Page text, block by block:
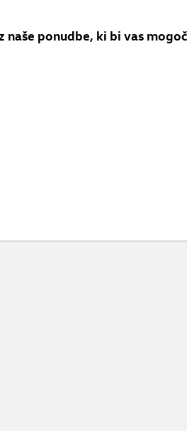
naše ponudbe, ki bi vas